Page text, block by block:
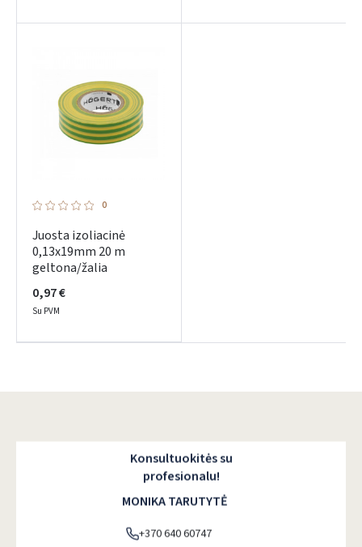
0
Juosta izoliacinė
0,13x19mm 20 m
geltona/žalia
0,97 €
Su PVM
Konsultuokitės su
profesionalu!
MONIKA TARUTYTĖ
+370 640 60747